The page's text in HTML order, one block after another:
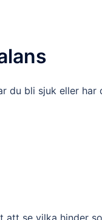
du bli sjuk eller har
att se vilka hinder